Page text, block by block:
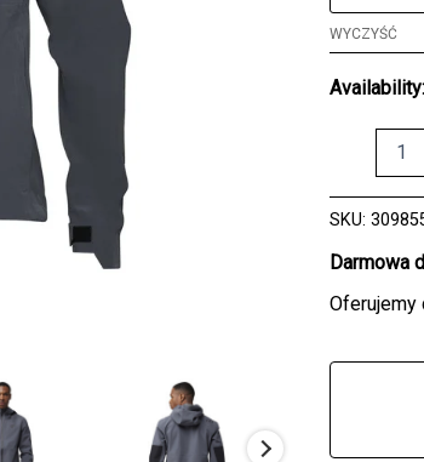
WYCZYŚĆ
Availability:
DEFEND
T
SKU:
Darmowa